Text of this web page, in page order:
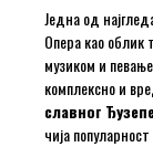
Једна од
Опера као облик
музиком и
комплексно и
славног
чија